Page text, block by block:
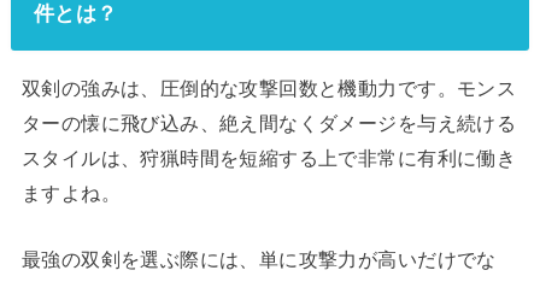
件とは？
双剣の強みは、圧倒的な攻撃回数と機動力です。モンス
ターの懐に飛び込み、絶え間なくダメージを与え続ける
スタイルは、狩猟時間を短縮する上で非常に有利に働き
ますよね。
最強の双剣を選ぶ際には、単に攻撃力が高いだけでな